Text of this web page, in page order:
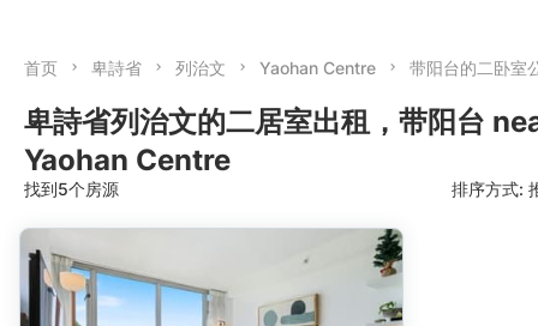
首页 卑詩省 列治文 Yaohan Centre 带阳台的二卧室
卑詩省列治文的二居室出租，带阳台
Yaohan Centre
找到5个房源 排序方式:
日期: 最新日期在前